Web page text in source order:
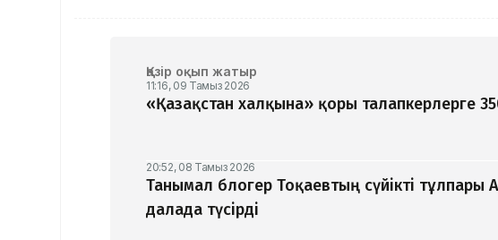
Қазір оқып жатыр
11:16, 09 Тамыз 2026
«Қазақстан халқына» қоры талапкерлерге
20:52, 08 Тамыз 2026
Танымал блогер Тоқаевтың сүйікті
далада түсірді